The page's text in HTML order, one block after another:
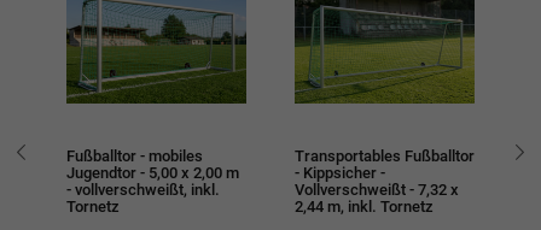
Fußballtor - mobiles
Jugendtor - 5,00 x 2,00 m
- vollverschweißt, inkl.
Tornetz
Transportables Fußballtor
- Kippsicher -
Vollverschweißt - 7,32 x
2,44 m, inkl. Tornetz